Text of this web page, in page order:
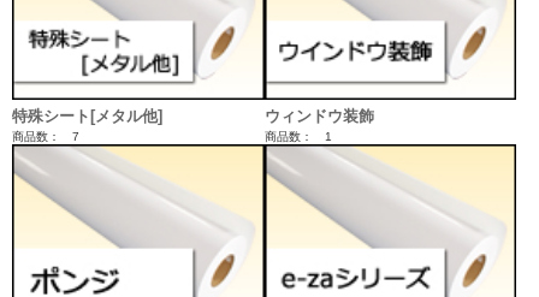
特殊シート[メタル他]
商品数： 7
ウィンドウ装飾
商品数： 1